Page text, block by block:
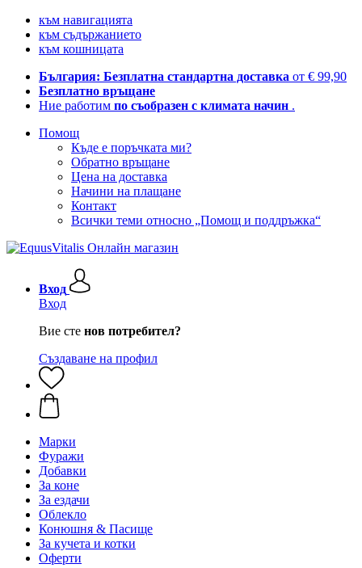
към навигацията
към съдържанието
към кошницата
България: Безплатна стандартна доставка от € 99,90
Безплатно връщане
Ние работим по съобразен с климата начин .
Помощ
Къде е поръчката ми?
Обратно връщане
Цена на доставка
Начини на плащане
Контакт
Всички теми относно „Помощ и поддръжка“
Вход
Вход
Вие сте нов потребител?
Създаване на профил
Марки
Фуражи
Добавки
За коне
За ездачи
Облекло
Конюшня & Пасище
За кучета и котки
Оферти